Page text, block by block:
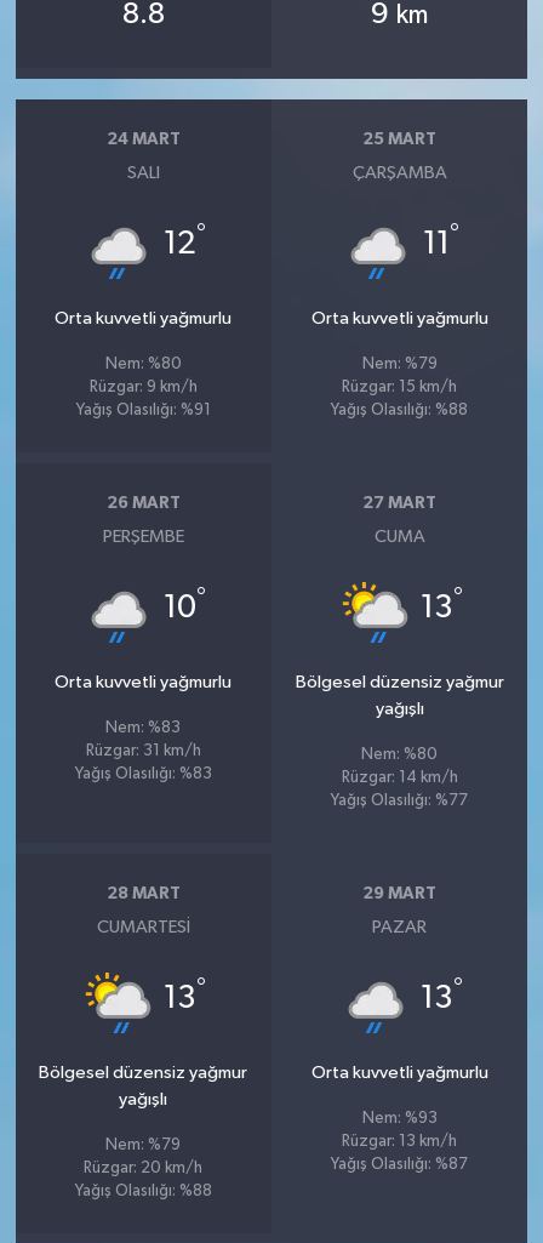
8.8 9 km
24 MART
SALI
12°
Orta kuvvetli yağmurlu
Nem: %80
Rüzgar: 9 km/h
Yağış Olasılığı: %91
25 MART
ÇARŞAMBA
11 °
Orta kuvvetli yağmurlu
Nem: %79
Rüzgar: 15 km/h
Yağış Olasılığı: %88
26 MART
PERŞEMBE
10°
Orta kuvvetli yağmurlu
Nem: %83
Rüzgar: 31 km/h
Yağış Olasılığı: %83
27 MART
CUMA
13°
Bölgesel düzensiz yağmur
yağışlı
Nem: %80
Rüzgar: 14 km/h
Yağış Olasılığı: %77
28 MART
CUMARTESI
13°
Bölgesel düzensiz yağmur
yağışlı
Nem: %79
Rüzgar: 20 km/h
Yağış Olasılığı: %88
29 MART
PAZAR
13°
Orta kuvvetli yağmurlu
Nem: %93
Rüzgar: 13 km/h
Yağış Olasılığı: %87